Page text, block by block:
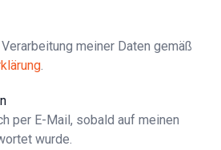
meiner Daten gemäß
.
per E-Mail, sobald auf meinen
wurde.